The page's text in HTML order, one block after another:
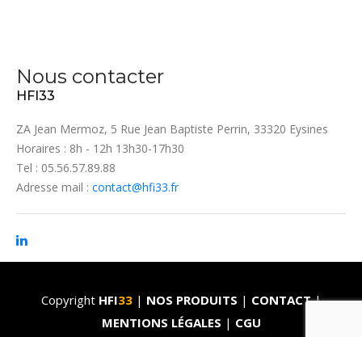
Nous contacter
HFI33
ZA Jean Mermoz, 5 Rue Jean Baptiste Perrin, 33320 Eysines
Horaires : 8h - 12h 13h30-17h30
Tel : 05.56.57.89.88
Adresse mail : contact@hfi33.fr
Copyright HFI33 | NOS PRODUITS | CONTACT|
MENTIONS LÉGALES | CGU